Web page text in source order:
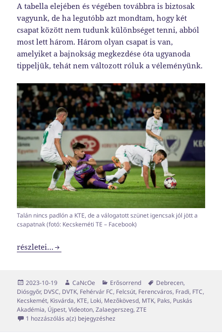
A tabella elejében és végében továbbra is biztosak
vagyunk, de ha legutóbb azt mondtam, hogy két
csapat között nem tudunk különbséget tenni, abból
most lett három. Három olyan csapat is van,
amelyiket a bajnokság megkezdése óta ugyanoda
tippeljük, tehát nem változott róluk a véleményünk.
Talán nincs padlón a KTE, de a válogatott szünet igencsak jól jött a
csapatnak (fotó: Kecskeméti TE – Facebook)
NB1-es erősorrend 2023-2024 #4
részletei…
Közzétéve
2023-10-19 Szerző
CaNcOe Kategória
Erősorrend Címke
Debrecen,
Diósgyőr, DVSC, DVTK, Fehérvár FC, Felcsút, Ferencváros, Fradi, FTC,
Kecskemét, Kisvárda, KTE, Loki, Mezőkövesd, MTK, Paks, Puskás
Akadémia, Újpest,Videoton,Zalaegerszeg,ZTE
1 hozzászólás a(z) NB1-es erősorrend 2023-2024 #4
bejegyzéshez